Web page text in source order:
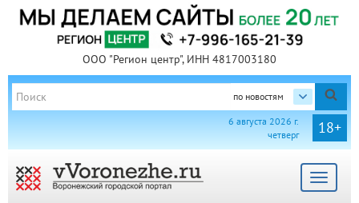
ООО "Регион центр", ИНН 4817003180
по новостям
18+
6 августа 2026 г.
четверг
Toggle